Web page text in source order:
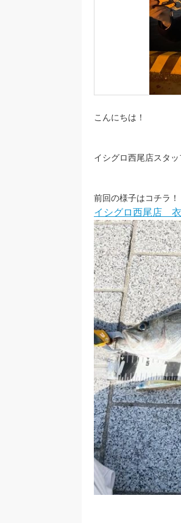
こんにちは！
イシグロ西尾店スタッ
前回の様子はコチラ！
イシグロ西尾店